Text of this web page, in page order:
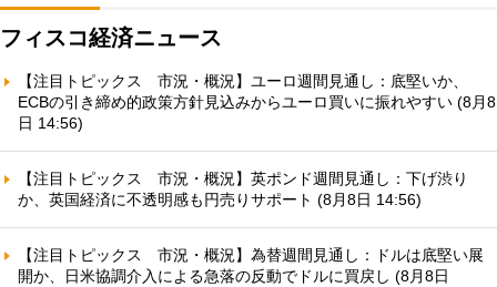
フィスコ経済ニュース
【注目トピックス 市況・概況】ユーロ週間見通し：底堅いか、
ECBの引き締め的政策方針見込みからユーロ買いに振れやすい (8月8
日 14:56)
【注目トピックス 市況・概況】英ポンド週間見通し：下げ渋り
か、英国経済に不透明感も円売りサポート (8月8日 14:56)
【注目トピックス 市況・概況】為替週間見通し：ドルは底堅い展
開か、日米協調介入による急落の反動でドルに買戻し (8月8日